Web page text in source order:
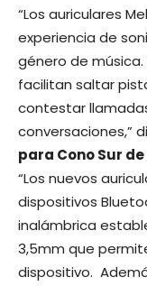
“Los auriculares
experiencia de
género de
facilitan saltar
contestar
conversaciones,”
para Cono Sur
“Los nuevos
dispositivos
inalámbrica
3,5mm que
dispositivo.